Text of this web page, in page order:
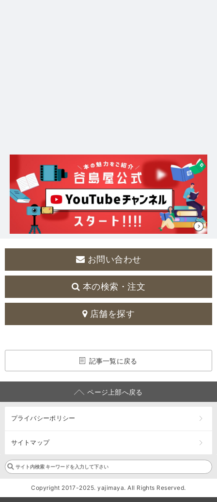
お問い合わせ
本の検索・注文
店舗を探す
記事一覧に戻る
ページ上部へ戻る
プライバシーポリシー
サイトマップ
Copyright 2017-2025. yajimaya. All Rights Reserved.